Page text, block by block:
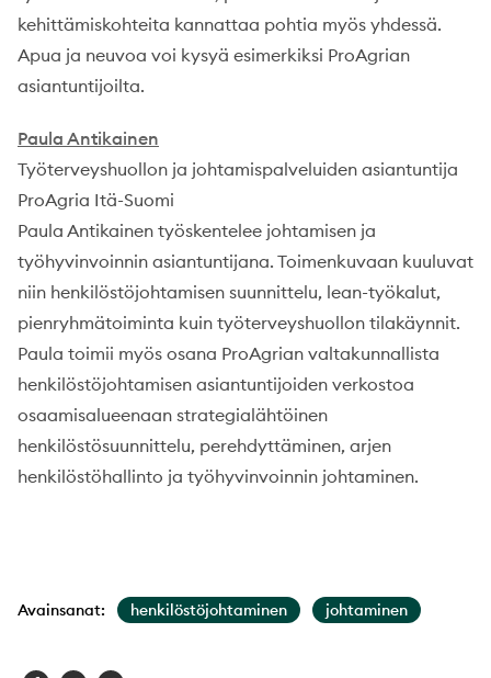
kehittämiskohteita kannattaa pohtia myös yhdessä.
Apua ja neuvoa voi kysyä esimerkiksi ProAgrian
asiantuntijoilta.
Paula Antikainen
Työterveyshuollon ja johtamispalveluiden asiantuntija
ProAgria Itä-Suomi
Paula Antikainen työskentelee johtamisen ja
työhyvinvoinnin asiantuntijana. Toimenkuvaan kuuluvat
niin henkilöstöjohtamisen suunnittelu, lean-työkalut,
pienryhmätoiminta kuin työterveyshuollon tilakäynnit.
Paula toimii myös osana ProAgrian valtakunnallista
henkilöstöjohtamisen asiantuntijoiden verkostoa
osaamisalueenaan strategialähtöinen
henkilöstösuunnittelu, perehdyttäminen, arjen
henkilöstöhallinto ja työhyvinvoinnin johtaminen.
Avainsanat: henkilöstöjohtaminen johtaminen